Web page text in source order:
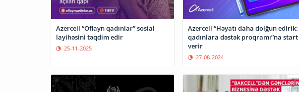
Azercell “Oflayn qadınlar” sosial
layihəsini təqdim edir
25-11-2025
Azercell “Həyatı daha dolğun edirik:
qadınlara dəstək proqramı”na start
verir
27-08-2024